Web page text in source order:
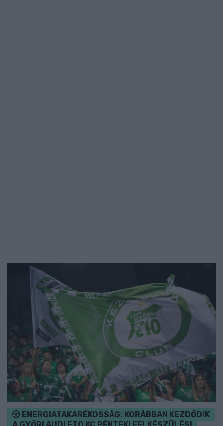
ENERGIATAKARÉKOSSÁG: KORÁBBAN KEZDŐDIK